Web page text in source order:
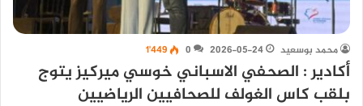
محمد بوسعيد 2026-05-24
0 1٬449
أكادير : الصحفي الاسباني خوسي ميركيز يتوج
بلقب كاس الغولف للصحافيين الرياضيين